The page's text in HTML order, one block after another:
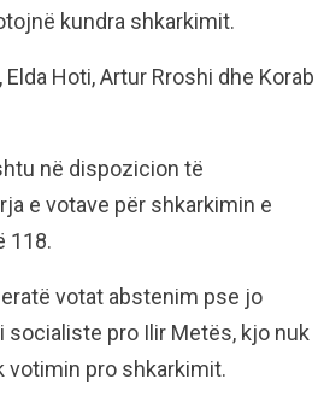
kundra shkarkimit.
Hoti, Artur Rroshi dhe Korab
në dispozicion të
e votave për shkarkimin e
118.
votat abstenim pse jo
socialiste pro Ilir Metës, kjo nuk
votimin pro shkarkimit.